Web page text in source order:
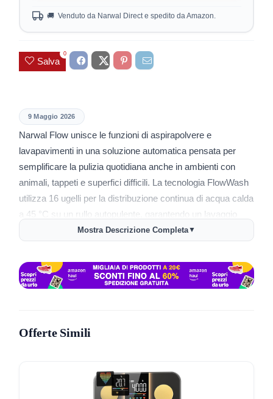
🚚 Venduto da Narwal Direct e spedito da Amazon.
Salva
0
9 Maggio 2026
Narwal Flow unisce le funzioni di aspirapolvere e
lavapavimenti in una soluzione automatica pensata per
semplificare la pulizia quotidiana anche in ambienti con
animali, tappeti e superfici difficili. La tecnologia FlowWash
utilizza 16 ugelli per la distribuzione continua di acqua calda
a 45 °C su un rullo autopulente, garantendo un lavaggio
efficace delle superfici e dei mop ad ogni passaggio.
Pa, tra le più alte disponibili nei robot domestici,
permettendo di eliminare polvere, peli e briciole sia su
capacità di aggirare cavi, oggetti e gestire spazi complessi.
L’app di controllo offre opzioni di personalizzazione e
Mostra Descrizione Completa▼
Offerte Simili